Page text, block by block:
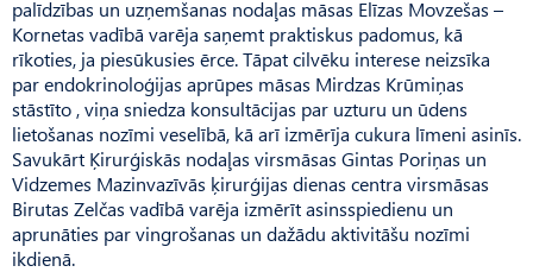
palīdzības un uzņemšanas nodaļas māsas Elīzas Movzešas –
Kornetas vadībā varēja saņemt praktiskus padomus, kā
rīkoties, ja piesūkusies ērce. Tāpat cilvēku interese neizsīka
par endokrinoloģijas aprūpes māsas Mirdzas Krūmiņas
stāstīto , viņa sniedza konsultācijas par uzturu un ūdens
lietošanas nozīmi veselībā, kā arī izmērīja cukura līmeni asinīs.
Savukārt Ķirurģiskās nodaļas virsmāsas Gintas Poriņas un
Vidzemes Mazinvazīvās ķirurģijas dienas centra virsmāsas
Birutas Zelčas vadībā varēja izmērīt asinsspiedienu un
aprunāties par vingrošanas un dažādu aktivitāšu nozīmi
ikdienā.